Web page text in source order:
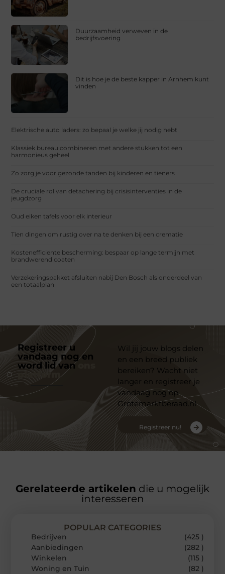
Duurzaamheid verweven in de
bedrijfsvoering
Dit is hoe je de beste kapper in Arnhem kunt
vinden
Elektrische auto laders: zo bepaal je welke jij nodig hebt
Klassiek bureau combineren met andere stukken tot een
harmonieus geheel
Zo zorg je voor gezonde tanden bij kinderen en tieners
De cruciale rol van detachering bij crisisinterventies in de
jeugdzorg
Oud eiken tafels voor elk interieur
Tien dingen om rustig over na te denken bij een crematie
Kostenefficiënte bescherming: bespaar op lange termijn met
brandwerend coaten
Verzekeringspakket afsluiten nabij Den Bosch als onderdeel van
een totaalplan
Registreer u
vandaag nog en
word lid van
platform
Wil jij jouw blogs delen
en een breed publiek
bereiken? Wacht niet
langer en registreer je
vandaag nog op
Grotemarktberaad.nl
Registreer nu!
Gerelateerde artikelen die u mogelijk
interesseren
POPULAR CATEGORIES
Bedrijven
(425 )
Aanbiedingen
(282 )
Winkelen
(115 )
Woning en Tuin
(82 )